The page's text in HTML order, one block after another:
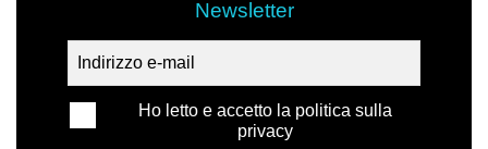
Newsletter
Ho letto e accetto la politica sulla
privacy